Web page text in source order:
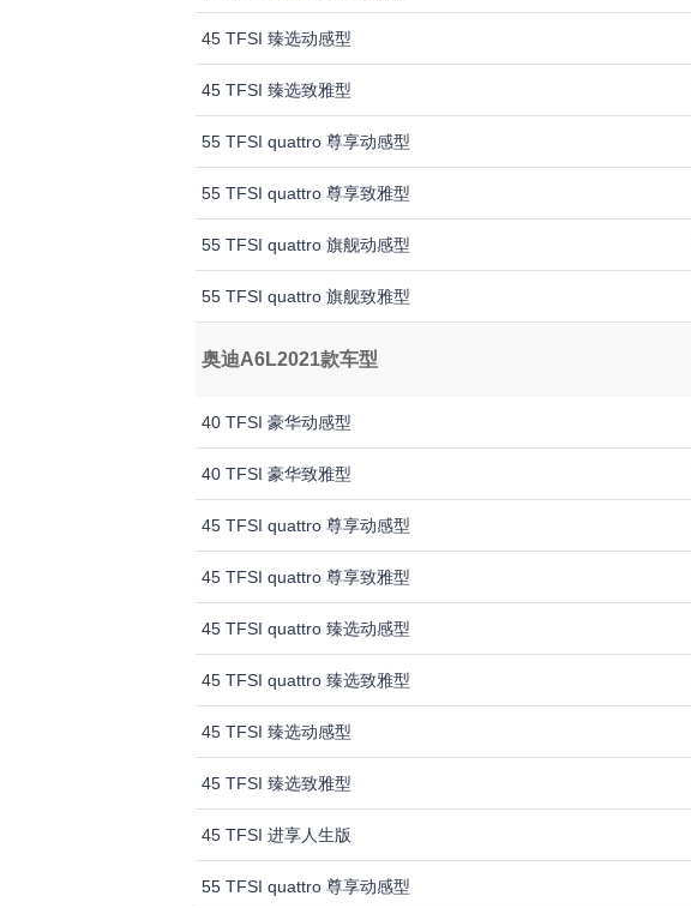
45 TFSI 臻选动感型
45 TFSI 臻选致雅型
55 TFSI quattro 尊享动感型
55 TFSI quattro 尊享致雅型
55 TFSI quattro 旗舰动感型
55 TFSI quattro 旗舰致雅型
奥迪A6L2021款车型
40 TFSI 豪华动感型
40 TFSI 豪华致雅型
45 TFSI quattro 尊享动感型
45 TFSI quattro 尊享致雅型
45 TFSI quattro 臻选动感型
45 TFSI quattro 臻选致雅型
45 TFSI 臻选动感型
45 TFSI 臻选致雅型
45 TFSI 进享人生版
55 TFSI quattro 尊享动感型